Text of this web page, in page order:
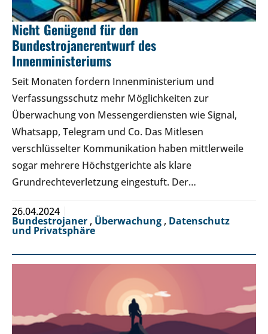
Nicht Genügend für den
Bundestrojanerentwurf des
Innenministeriums
Seit Monaten fordern Innenministerium und
Verfassungsschutz mehr Möglichkeiten zur
Überwachung von Messengerdiensten wie Signal,
Whatsapp, Telegram und Co. Das Mitlesen
verschlüsselter Kommunikation haben mittlerweile
sogar mehrere Höchstgerichte als klare
Grundrechteverletzung eingestuft. Der…
26.04.2024
Bundestrojaner , Überwachung , Datenschutz
und Privatsphäre